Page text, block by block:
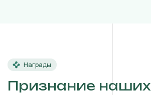
Награды
Признание наших